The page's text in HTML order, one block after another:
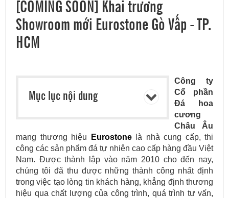
[COMING SOON] Khai trương
Showroom mới Eurostone Gò Vấp - TP.
HCM
Mục lục nội dung
Công ty
Cổ phần
Đá hoa
cương
Châu Âu
mang thương hiệu
Eurostonelà nhà cung cấp, thi
công các sản phẩm đá tự nhiên cao cấp hàng đầu Việt
Nam. Được thành lập vào năm 2010 cho đến nay,
chúng tôi đã thu được những thành công nhất định
trong việc tạo lòng tin khách hàng, khẳng định thương
hiệu qua chất lượng của công trình, quá trình tư vấn,